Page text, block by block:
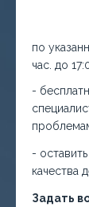
по
час. до
-
-
качества
Задать